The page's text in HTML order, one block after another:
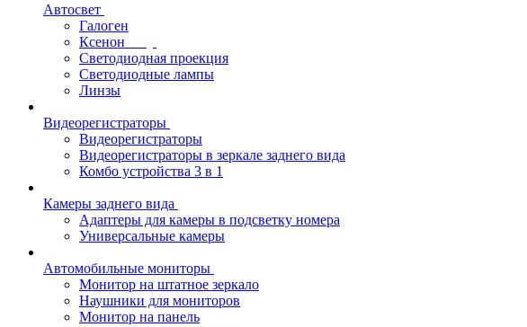
Автосвет
Галоген
Ксенон
Светодиодная проекция
Светодиодные лампы
Линзы
Видеорегистраторы
Видеорегистраторы
Видеорегистраторы в зеркале заднего вида
Комбо устройства 3 в 1
Камеры заднего вида
Адаптеры для камеры в подсветку номера
Универсальные камеры
Автомобильные мониторы
Монитор на штатное зеркало
Наушники для мониторов
Монитор на панель